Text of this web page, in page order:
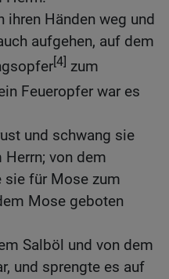
ihren Händen weg und
aufgehen, auf dem
[4] zum
Feueropfer war es
und schwang sie
von dem
sie für Mose zum
Mose geboten
Salböl und von dem
und sprengte es auf